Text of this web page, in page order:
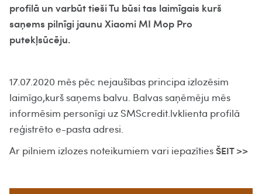
profilā un varbūt tieši Tu būsi tas laimīgais kurš
saņems pilnīgi jaunu Xiaomi MI Mop Pro
putekļsūcēju.
17.07.2020 mēs pēc nejaušības principa izlozēsim
laimīgo,kurš saņems balvu. Balvas saņēmēju mēs
informēsim personīgi uz SMScredit.lvklienta profilā
reģistrēto e-pasta adresi.
Ar pilniem izlozes noteikumiem vari iepazītiesŠEIT >>